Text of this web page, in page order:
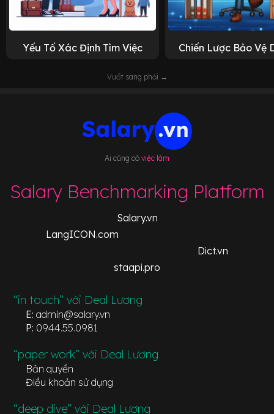
Yếu Tố Xác Định Tìm Việc Chiến Lược Bảo Vệ
Vuốt sang phải →
Ai cũng có việc làm
Salary Benchmarking Platform
Salary.vn
LangICON.com
Dict.vn
staapi.pro
“in touch” với Deal Lương
E: admin@salary.vn
P: 0944.55.0981
“paper work” với Deal Lương
Bản quyền
Điều khoản sử dụng
“deep dive” với Deal Lương